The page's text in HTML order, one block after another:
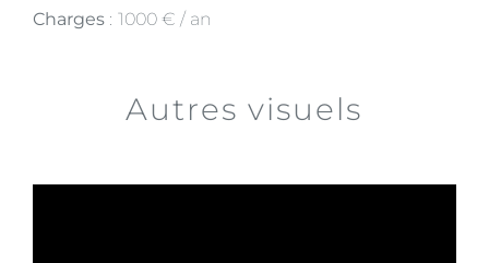
Charges 1000 € / an
Autres visuels